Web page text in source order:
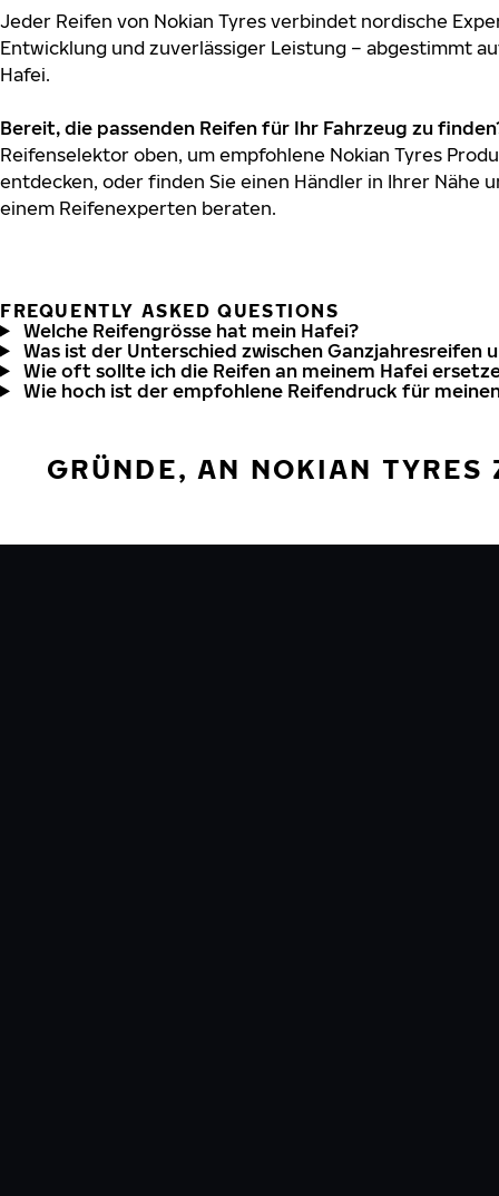
Jeder Reifen von Nokian Tyres verbindet nordische
Entwicklung und zuverlässiger Leistung – abgestimmt
Hafei.
Bereit, die passenden Reifen für Ihr Fahrzeug zu
Reifenselektor oben, um empfohlene Nokian Tyres
entdecken, oder finden Sie einen Händler in Ihrer Nähe
einem Reifenexperten beraten.
FREQUENTLY ASKED QUESTIONS
Welche Reifengrösse hat mein Hafei?
Was ist der Unterschied zwischen Ganzjahresreifen
Wie oft sollte ich die Reifen an meinem Hafei
Wie hoch ist der empfohlene Reifendruck für
GRÜNDE, AN NOKIAN TYRES